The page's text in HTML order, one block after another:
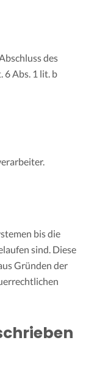
des
6 Abs. 1 lit. b
bis die
sind. Diese
Gründen der